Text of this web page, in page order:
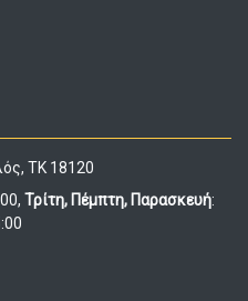
ΤΚ 18120
Τρίτη, Πέμπτη, Παρασκευή: